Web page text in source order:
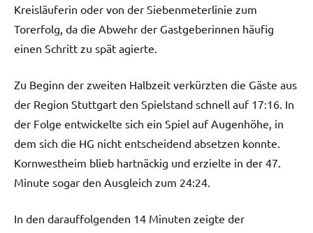
Kreisläuferin oder von der Siebenmeterlinie zum
Torerfolg, da die Abwehr der Gastgeberinnen häufig
einen Schritt zu spät agierte.
Zu Beginn der zweiten Halbzeit verkürzten die Gäste aus
der Region Stuttgart den Spielstand schnell auf 17:16. In
der Folge entwickelte sich ein Spiel auf Augenhöhe, in
dem sich die HG nicht entscheidend absetzen konnte.
Kornwestheim blieb hartnäckig und erzielte in der 47.
Minute sogar den Ausgleich zum 24:24.
In den darauffolgenden 14 Minuten zeigte der